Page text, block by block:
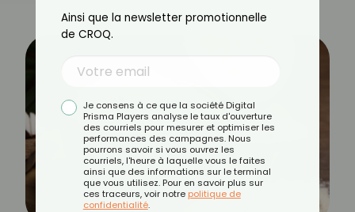
Ainsi que la newsletter promotionnelle
de CROQ.
Je consens à ce que la société Digital
Prisma Players analyse le taux d'ouverture
des courriels pour mesurer et optimiser les
performances des campagnes. Nous
pourrons savoir si vous ouvrez les
courriels, l'heure à laquelle vous le faites
ainsi que des informations sur le terminal
que vous utilisez. Pour en savoir plus sur
ces traceurs, voir notre politique de
confidentialité.